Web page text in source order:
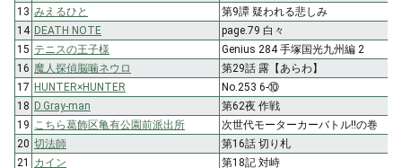
13 みえるひと
第9譚 疑われる悲しみ
14 DEATH NOTE
page.79 白々
15 テニスの王子様
Genius 284 手塚国光九州編 2
16 魔人探偵脳噛ネウロ
第29話 露【あらわ】
17 HUNTER×HUNTER
No.253 6-⑩
18 D.Gray-man
第62夜 作戦
19
こちら葛飾区亀有公園前派出所
次世代モーターカーバトル!!の巻
20 切法師
第16話 切り札
21
カイン 第18記 対峙